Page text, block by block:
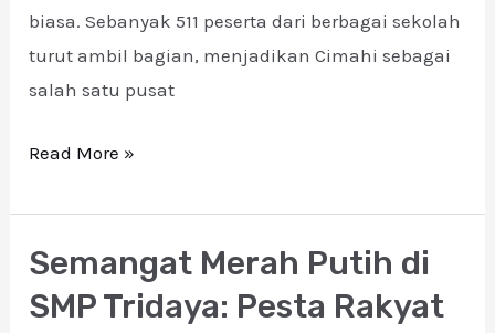
biasa. Sebanyak 511 peserta dari berbagai sekolah
turut ambil bagian, menjadikan Cimahi sebagai
salah satu pusat
Read More »
Semangat Merah Putih di
SMP Tridaya: Pesta Rakyat
Semangat
Merah